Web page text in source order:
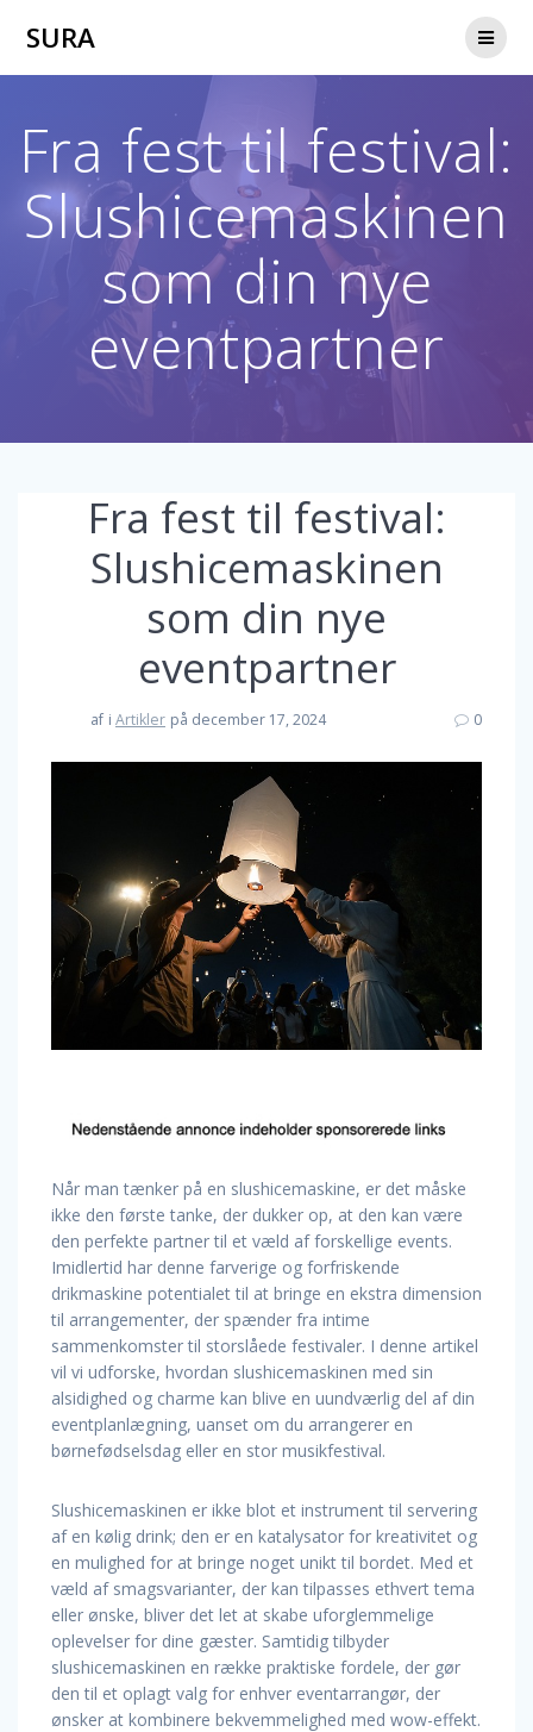
SURA
Fra fest til festival:
Slushicemaskinen
som din nye
eventpartner
Fra fest til festival:
Slushicemaskinen
som din nye
eventpartner
af i Artikler på december 17, 2024 0
Når man tænker på en slushicemaskine, er det måske
ikke den første tanke, der dukker op, at den kan være
den perfekte partner til et væld af forskellige events.
Imidlertid har denne farverige og forfriskende
drikmaskine potentialet til at bringe en ekstra dimension
til arrangementer, der spænder fra intime
sammenkomster til storslåede festivaler. I denne artikel
vil vi udforske, hvordan slushicemaskinen med sin
alsidighed og charme kan blive en uundværlig del af din
eventplanlægning, uanset om du arrangerer en
børnefødselsdag eller en stor musikfestival.
Slushicemaskinen er ikke blot et instrument til servering
af en kølig drink; den er en katalysator for kreativitet og
en mulighed for at bringe noget unikt til bordet. Med et
væld af smagsvarianter, der kan tilpasses ethvert tema
eller ønske, bliver det let at skabe uforglemmelige
oplevelser for dine gæster. Samtidig tilbyder
slushicemaskinen en række praktiske fordele, der gør
den til et oplagt valg for enhver eventarrangør, der
ønsker at kombinere bekvemmelighed med wow-effekt.